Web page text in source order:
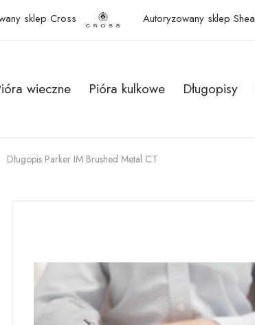
sklep Cross Autoryzowany sklep
wieczne Pióra kulkowe Długopisy
Długopis Parker IM Brushed Metal CT